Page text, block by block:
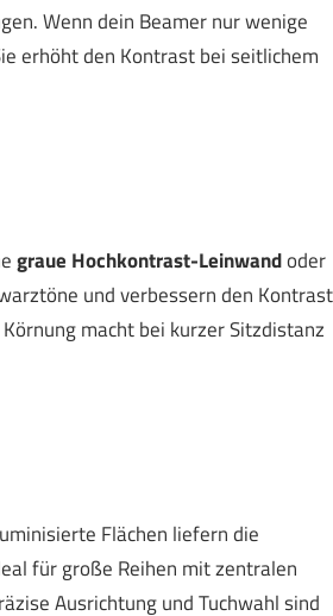
Wenn dein Beamer nur wenige
erhöht den Kontrast bei seitlichem
graue Hochkontrast-Leinwandoder
und verbessern den Kontrast
macht bei kurzer Sitzdistanz
Flächen liefern die
für große Reihen mit zentralen
Ausrichtung und Tuchwahl sind